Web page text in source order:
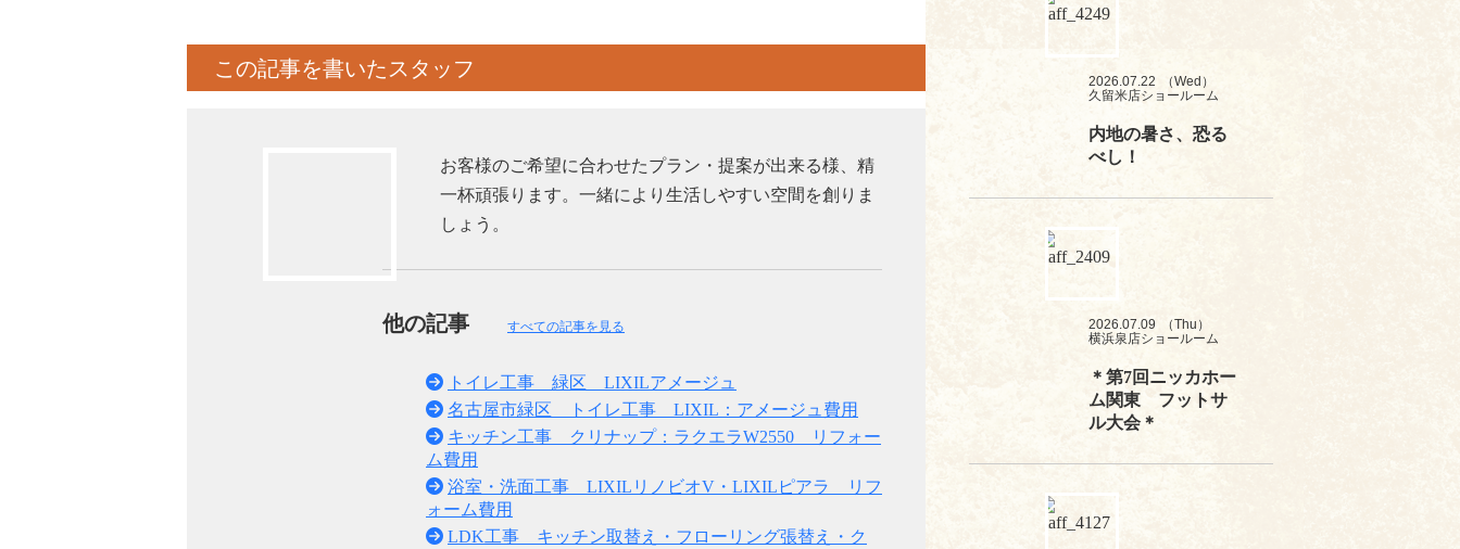
この記事を書いたスタッフ
お客様のご希望に合わせたプラン・提案が出来る様、精
一杯頑張ります。一緒により生活しやすい空間を創りま
しょう。
他の記事 すべての記事を見る
トイレ工事 緑区 LIXILアメージュ
名古屋市緑区 トイレ工事 LIXIL：アメージュ費用
キッチン工事 クリナップ：ラクエラW2550 リフォー
ム費用
浴室・洗面工事 LIXILリノビオV・LIXILピアラ リフ
ォーム費用
LDK工事 キッチン取替え・フローリング張替え・ク
2026.07.22
（Wed）
久留米店ショールーム
内地の暑さ、恐る
べし！
2026.07.09
（Thu）
横浜泉店ショールーム
＊第7回ニッカホー
ム関東 フットサ
ル大会＊